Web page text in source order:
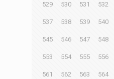
529 530 531 532
537 538 539 540
545 546 547 548
553 554 555 556
561 562 563 564